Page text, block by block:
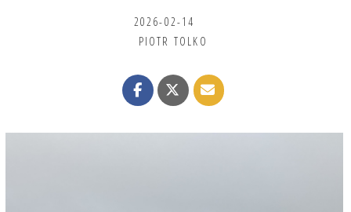
2026-02-14
PIOTR TOLKO